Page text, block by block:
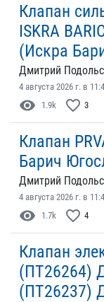
Клапан
ISKRA
(Искра
Дмитрий
4 августа 2026 г. в
visibility 1.9k favorite_border 3
Клапан
Барич
Дмитрий
4 августа 2026 г. в
visibility 1.7k favorite_border 4
Клапан
(ПТ26264)
(ПТ26237)